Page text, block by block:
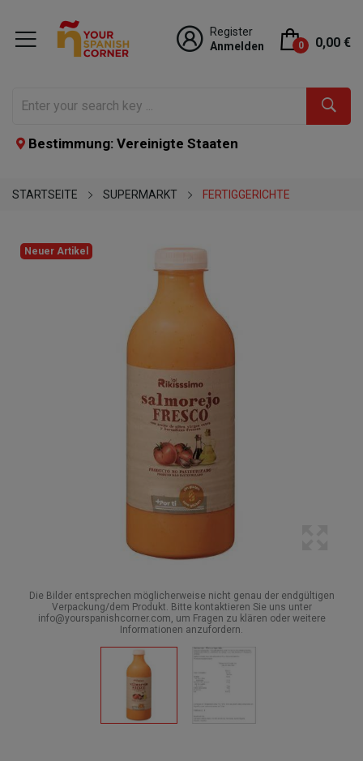
Register
Anmelden
0 0,00 €
Bestimmung: Vereinigte Staaten
STARTSEITE SUPERMARKT FERTIGGERICHTE
Neuer Artikel
Die Bilder entsprechen möglicherweise nicht genau der endgültigen
Verpackung/dem Produkt. Bitte kontaktieren Sie uns unter
info@yourspanishcorner.com, um Fragen zu klären oder weitere
Informationen anzufordern.